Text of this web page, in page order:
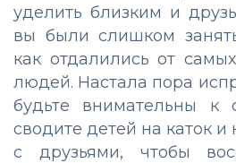
уделить близким и
вы были слишком
как отдалились от
людей. Настала пора
будьте внимательны к
сводите детей на каток и
с друзьями, чтобы